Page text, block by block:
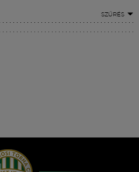
SZŰRÉS